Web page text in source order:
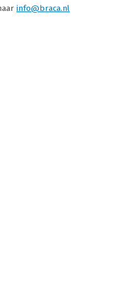
info@braca.nl